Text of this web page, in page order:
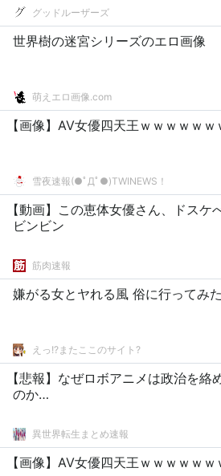
グッドルーザーズ
世界樹の迷宮シリーズのエロ画像
萌えエロ画像.com
【画像】AV女優四天王ｗｗｗｗｗ
雪夜速報(●ﾟДﾟ●)TWINEWS！
【動画】この恵体女優さん、ドスケ
ビンビン
筋肉速報
嫌がる女とヤれる風 俗に行ってみ
えっ!?またここのサイト?
【悲報】なぜロボアニメは政治を絡
のか…
異世界転生まとめ速報
【画像】AV女優四天王ｗｗｗｗｗ